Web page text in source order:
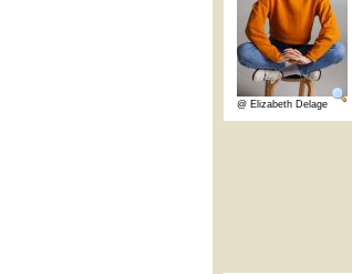
@ Elizabeth Delage